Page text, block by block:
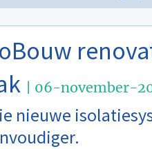
| 06-november-
nieuwe